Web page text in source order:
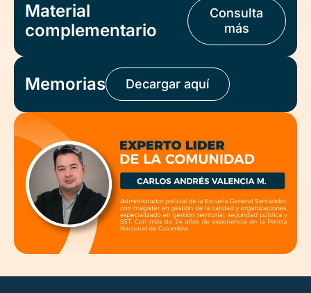
Material
complementario
Consulta
más
Memorias Decargar aquí